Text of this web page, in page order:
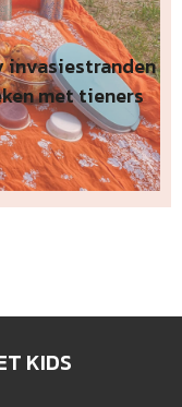
invasiestranden
met tieners
KIDS